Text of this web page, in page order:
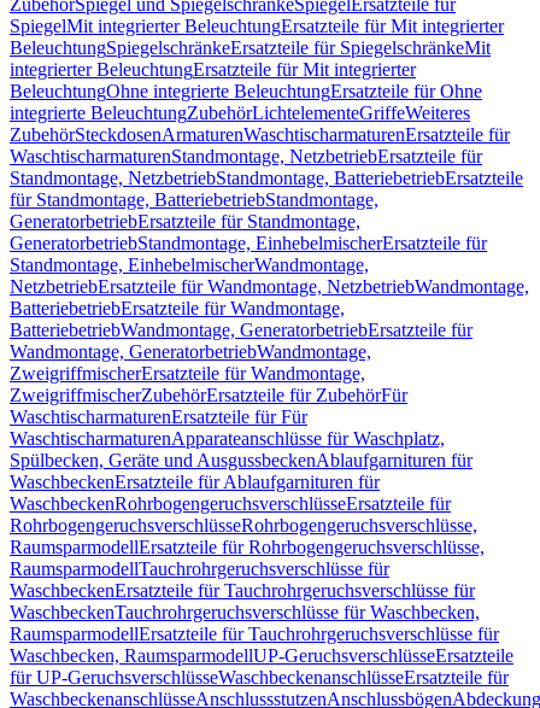
ZubehörSpiegel und SpiegelschränkeSpiegel Ersatzteile für
SpiegelMit integrierter BeleuchtungErsatzteile für Mit integrierter
BeleuchtungSpiegelschränkeErsatzteile für SpiegelschränkeMit
integrierter BeleuchtungErsatzteile für Mit integrierter
BeleuchtungOhne integrierte BeleuchtungErsatzteile für Ohne
integrierte BeleuchtungZubehörLichtelementeGriffeWeiteres
ZubehörSteckdosenArmaturenWaschtischarmaturenErsatzteile für
WaschtischarmaturenStandmontage, NetzbetriebErsatzteile für
Standmontage, NetzbetriebStandmontage, BatteriebetriebErsatzteile
für Standmontage, BatteriebetriebStandmontage,
GeneratorbetriebErsatzteile für Standmontage,
GeneratorbetriebStandmontage, EinhebelmischerErsatzteile für
Standmontage, EinhebelmischerWandmontage,
NetzbetriebErsatzteile für Wandmontage, NetzbetriebWandmontage,
BatteriebetriebErsatzteile für Wandmontage,
BatteriebetriebWandmontage, GeneratorbetriebErsatzteile für
Wandmontage, GeneratorbetriebWandmontage,
ZweigriffmischerErsatzteile für Wandmontage,
ZweigriffmischerZubehörErsatzteile für ZubehörFür
WaschtischarmaturenErsatzteile für Für
WaschtischarmaturenApparateanschlüsse für Waschplatz,
Spülbecken, Geräte und AusgussbeckenAblaufgarnituren für
WaschbeckenErsatzteile für Ablaufgarnituren für
WaschbeckenRohrbogengeruchsverschlüsseErsatzteile für
RohrbogengeruchsverschlüsseRohrbogengeruchsverschlüsse,
RaumsparmodellErsatzteile für Rohrbogengeruchsverschlüsse,
RaumsparmodellTauchrohrgeruchsverschlüsse für
WaschbeckenErsatzteile für Tauchrohrgeruchsverschlüsse für
WaschbeckenTauchrohrgeruchsverschlüsse für Waschbecken,
RaumsparmodellErsatzteile für Tauchrohrgeruchsverschlüsse für
Waschbecken, RaumsparmodellUP-GeruchsverschlüsseErsatzteile
für UP-GeruchsverschlüsseWaschbeckenanschlüsseErsatzteile für
WaschbeckenanschlüsseAnschlussstutzenAnschlussbögen